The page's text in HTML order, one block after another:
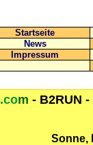
Startseite
News
Impressum
.com - B2RUN
Sonne,